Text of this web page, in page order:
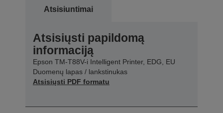
Atsisiuntimai
Atsisiųsti papildomą
informaciją
Epson TM-T88V-i Intelligent Printer, EDG, EU
Duomenų lapas / lankstinukas
Atsisiųsti PDF formatu